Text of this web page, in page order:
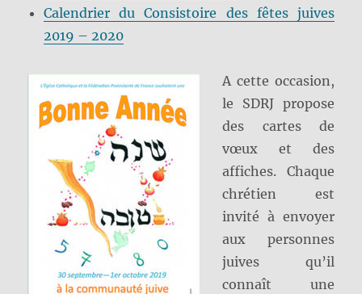
Calendrier du Consistoire des fêtes juives
2019 – 2020
A cette occasion,
le SDRJ propose
des cartes de
vœux et des
affiches. Chaque
chrétien est
invité à envoyer
aux personnes
juives qu’il
connaît une